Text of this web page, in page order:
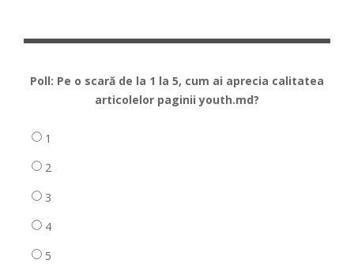
Poll: Pe o scară de la 1 la 5, cum ai aprecia calitatea
articolelor paginii youth.md?
1
2
3
4
5